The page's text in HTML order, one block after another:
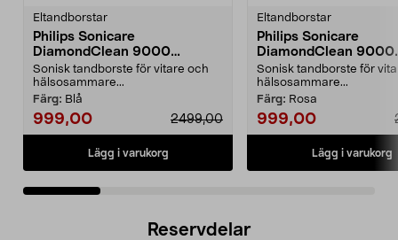
Eltandborstar
Philips Sonicare
DiamondClean 9000
eltandborste, Special Edition
Sonisk tandborste för vitare och
hälsosammare...
Färg: Blå
999,00 2499,00
Lägg i varukorg
Eltandborstar
Philips Sonicare
DiamondClean 9000
eltandborste, Special
Sonisk tandborste för
hälsosammare...
Färg: Rosa
999,00
Lägg i varukorg
Reservdelar